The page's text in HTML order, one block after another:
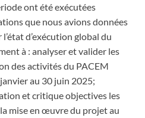
ont été exécutées
que nous avions données
d’exécution global du
à : analyser et valider les
des activités du PACEM
au 30 juin 2025;
et critique objectives les
mise en œuvre du projet au